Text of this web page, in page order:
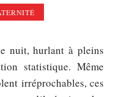
nuit, hurlant à pleins
statistique. Même
irréprochables, ces